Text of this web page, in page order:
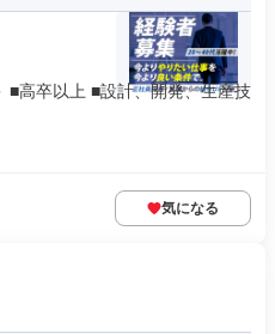
■高卒以上 ■設計、開発、生産技
気になる